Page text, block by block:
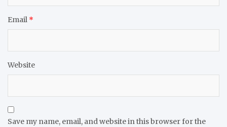
Email *
Website
Save my name, email, and website in this browser for the